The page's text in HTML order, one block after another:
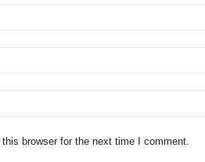
browser for the next time I comment.